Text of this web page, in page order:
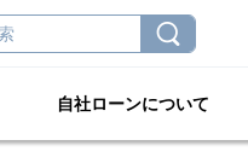
自社ローンについて